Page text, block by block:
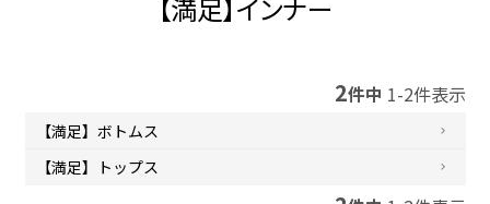
【満足】インナー
2件中 1-2件表示
【満足】ボトムス
【満足】トップス